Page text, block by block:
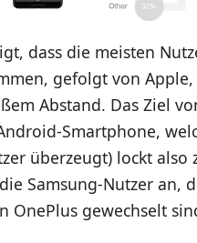
dass die meisten
gefolgt von
Abstand. Das Ziel
Smartphone,
überzeugt) lockt also
Samsung-Nutzer an,
OnePlus gewechselt